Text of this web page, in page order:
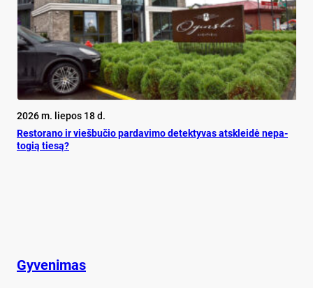
2026 m. liepos 18 d.
Res­to­ra­no ir vieš­bu­čio par­da­vi­mo de­tek­ty­vas at­sklei­dė ne­pa­
to­gią tie­są?
Gyvenimas